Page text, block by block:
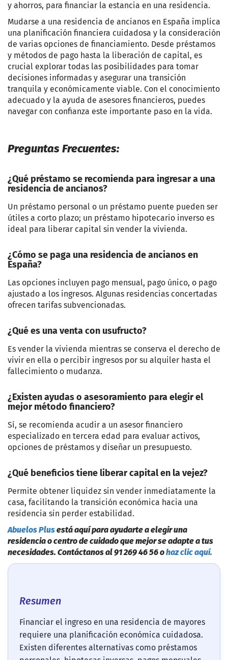
y ahorros, para financiar la estancia en una residencia.
Mudarse a una residencia de ancianos en España implica
una planificación financiera cuidadosa y la consideración
de varias opciones de financiamiento. Desde préstamos
y métodos de pago hasta la liberación de capital, es
crucial explorar todas las posibilidades para tomar
decisiones informadas y asegurar una transición
tranquila y económicamente viable. Con el conocimiento
adecuado y la ayuda de asesores financieros, puedes
navegar con confianza este importante paso en la vida.
Preguntas Frecuentes:
¿Qué préstamo se recomienda para ingresar a una
residencia de ancianos?
Un préstamo personal o un préstamo puente pueden ser
útiles a corto plazo; un préstamo hipotecario inverso es
ideal para liberar capital sin vender la vivienda.
¿Cómo se paga una residencia de ancianos en
España?
Las opciones incluyen pago mensual, pago único, o pago
ajustado a los ingresos. Algunas residencias concertadas
ofrecen tarifas subvencionadas.
¿Qué es una venta con usufructo?
Es vender la vivienda mientras se conserva el derecho de
vivir en ella o percibir ingresos por su alquiler hasta el
fallecimiento o mudanza.
¿Existen ayudas o asesoramiento para elegir el
mejor método financiero?
Sí, se recomienda acudir a un asesor financiero
especializado en tercera edad para evaluar activos,
opciones de préstamos y diseñar un presupuesto.
¿Qué beneficios tiene liberar capital en la vejez?
Permite obtener liquidez sin vender inmediatamente la
casa, facilitando la transición económica hacia una
residencia sin perder estabilidad.
Abuelos Plusestá aquí para ayudarte a elegir una
residencia o centro de cuidado que mejor se adapte a tus
necesidades. Contáctanos al 91 269 46 56 ohaz clic aquí.
Resumen
Financiar el ingreso en una residencia de mayores
requiere una planificación económica cuidadosa.
Existen diferentes alternativas como préstamos